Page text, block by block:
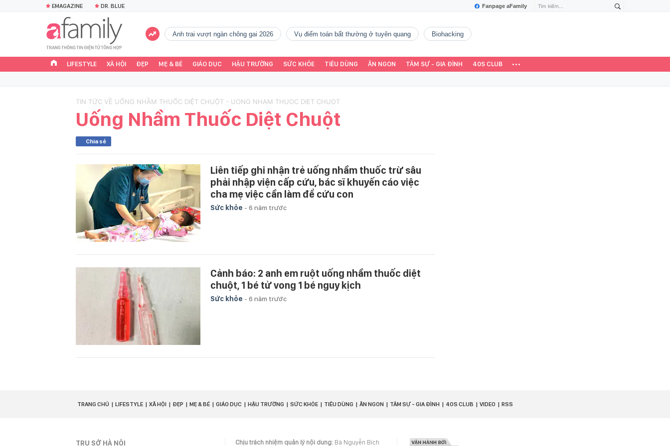
Fanpage aFamily
EMAGAZINE DR. BLUE
Anh trai vượt ngàn chông gai 2026 vụ điểm toán bất thường ở tuyên quang Biohacking
LIFESTYLE XÃ HỘI ĐẸP MẸ & BÉ GIÁO DỤC HẬU TRƯỜNG SỨC KHỎE TIÊU DÙNG ĂN NGON TÂM SỰ - GIA ĐÌNH 40S CLUB
TIN TỨC VỀ UỐNG NHẦM THUỐC DIỆT CHUỘT - UONG NHAM THUOC DIET CHUOT
Uống Nhầm Thuốc Diệt Chuột
Chia sẻ
Liên tiếp ghi nhận trẻ uống nhầm thuốc trừ sâu
phải nhập viện cấp cứu, bác sĩ khuyến cáo việc
cha mẹ việc cần làm để cứu con
Sức khỏe - 6 năm trước
Cảnh báo: 2 anh em ruột uống nhầm thuốc diệt
chuột, 1 bé tử vong 1 bé nguy kịch
Sức khỏe - 6 năm trước
TRANG CHỦ LIFESTYLE XÃ HỘI ĐẸP MẸ & BÉ GIÁO DỤC HẬU TRƯỜNG SỨC KHỎE TIÊU DÙNG ĂN NGON TÂM SỰ - GIA ĐÌNH 40S CLUB VIDEO RSS
TRỤ SỞ HÀ NỘI Chịu trách nhiệm quản lý nội dung: Bà Nguyễn Bích